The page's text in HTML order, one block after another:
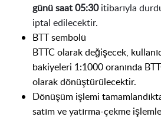
günüsaat05:30itibarıyla
iptal edilecektir.
BTTsembolü
BTTColarakdeğişecek,
bakiyeleri 1:1000 oranında
olarakdönüştürülecektir.
Dönüşüm işlemi tamamlan
satımve yatırma-çekme